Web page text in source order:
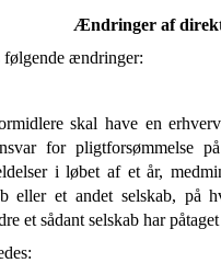
Ændringer af
ændringer:
skal have en
for
i løbet af et år,
eller et andet selskab, på
et sådant selskab har